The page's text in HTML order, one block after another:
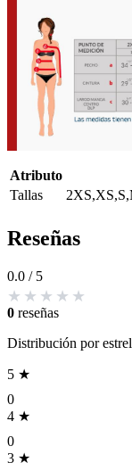
Atributo
Tallas
Reseñas
0.0 / 5
0 reseñas
Distribución por
5 ★
0
4 ★
0
3 ★